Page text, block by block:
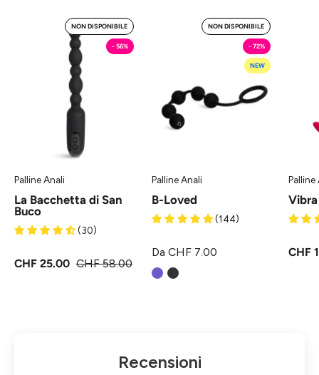
La
Bacchetta
di
San
Buco
-
Palline
Anali
NON DISPONIBILE
- 56%
Palline Anali
La Bacchetta di San
Buco
(30)
CHF 25.00 CHF 58.00
B-
Loved
Anali
MySecretCase
NON DISPONIBILE
- 72%
NEW
Palline Anali
B-Loved
(144)
Da CHF 7.00
Palline
CHF
Recensioni